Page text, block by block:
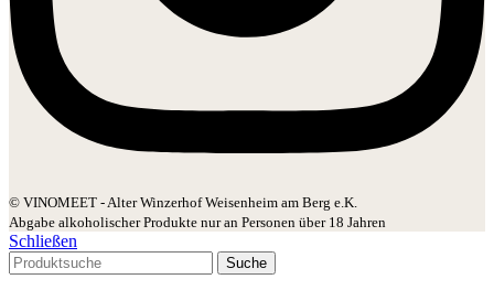
© VINOMEET - Alter Winzerhof Weisenheim am Berg e.K.
Abgabe alkoholischer Produkte nur an Personen über 18 Jahren
Schließen
Suche